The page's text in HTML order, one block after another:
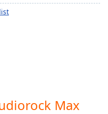
Max